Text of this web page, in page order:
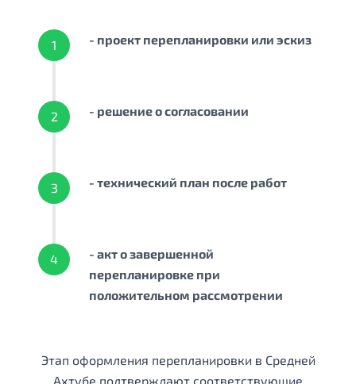
1 - проект перепланировки или эскиз
2 - решение о согласовании
3 - технический план после работ
4
- акт о завершенной
перепланировке при
положительном рассмотрении
Этап оформления перепланировки в Средней
Ахтубе подтверждают соответствующие